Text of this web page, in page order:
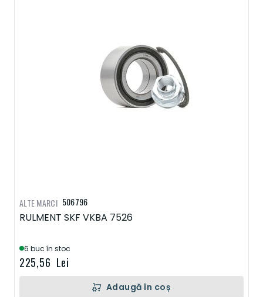
506796
RULMENT SKF VKBA 7526
6 buc în stoc
225,56 Lei
ALTE MARCI
Adaugă în coș